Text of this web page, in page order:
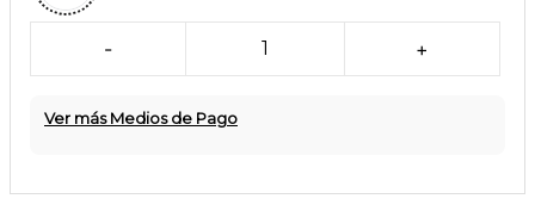
- 1 +
Ver más Medios de Pago